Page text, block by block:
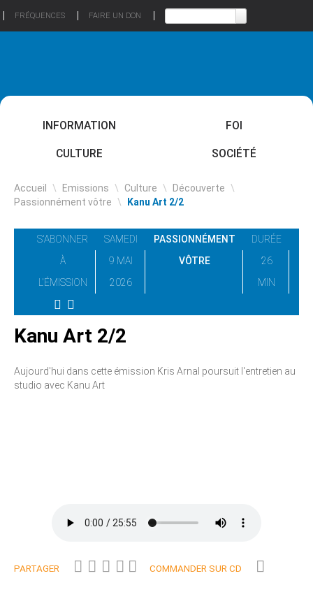
FRÉQUENCES FAIRE UN DON
INFORMATION FOI
CULTURE SOCIÉTÉ
Accueil \ Emissions \ Culture \ Découverte \
Passionnément vôtre \ Kanu Art 2/2
S'ABONNER
À
L'ÉMISSION
SAMEDI
9 MAI
2026
PASSIONNÉMENT
VÔTRE
DURÉE
26
MIN
Kanu Art 2/2
Aujourd'hui dans cette émission Kris Arnal poursuit l'entretien au
studio avec Kanu Art
PARTAGER COMMANDER SUR CD